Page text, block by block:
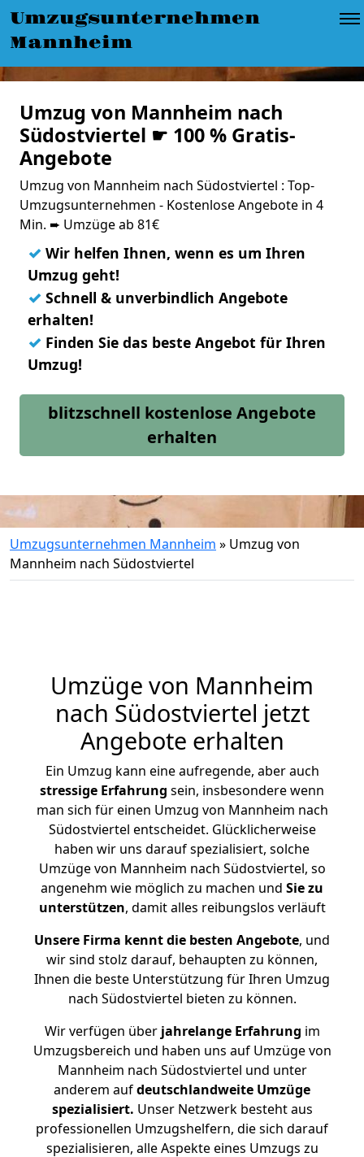
Umzugsunternehmen
Mannheim
Umzug von Mannheim nach
Südostviertel ☛ 100 % Gratis-
Angebote
Umzug von Mannheim nach Südostviertel : Top-
Umzugsunternehmen - Kostenlose Angebote in 4
Min. ➨ Umzüge ab 81€
✓ Wir helfen Ihnen, wenn es um Ihren
Umzug geht!
✓ Schnell & unverbindlich Angebote
erhalten!
✓ Finden Sie das beste Angebot für Ihren
Umzug!
blitzschnell kostenlose Angebote
erhalten
Umzugsunternehmen Mannheim » Umzug von
Mannheim nach Südostviertel
Umzüge von Mannheim
nach Südostviertel jetzt
Angebote erhalten
Ein Umzug kann eine aufregende, aber auch
stressige Erfahrung sein, insbesondere wenn
man sich für einen Umzug von Mannheim nach
Südostviertel entscheidet. Glücklicherweise
haben wir uns darauf spezialisiert, solche
Umzüge von Mannheim nach Südostviertel, so
angenehm wie möglich zu machen und Sie zu
unterstützen, damit alles reibungslos verläuft
Unsere Firma kennt die besten Angebote, und
wir sind stolz darauf, behaupten zu können,
Ihnen die beste Unterstützung für Ihren Umzug
nach Südostviertel bieten zu können.
Wir verfügen überjahrelange Erfahrung im
Umzugsbereich und haben uns auf Umzüge von
Mannheim nach Südostviertel und unter
anderem aufdeutschlandweite Umzüge
spezialisiert. Unser Netzwerk besteht aus
professionellen Umzugshelfern, die sich darauf
spezialisieren, alle Aspekte eines Umzugs zu